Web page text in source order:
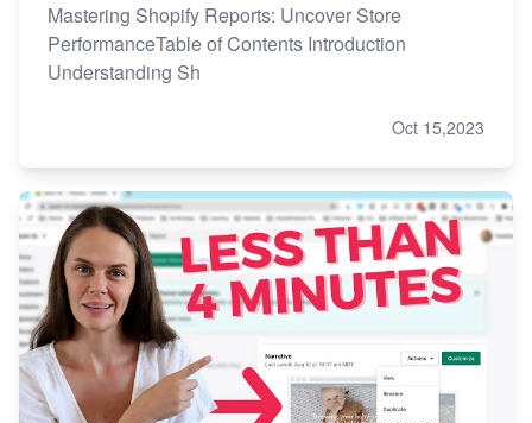
Mastering Shopify Reports: Uncover Store
PerformanceTable of Contents Introduction
Understanding Sh
Oct 15,2023